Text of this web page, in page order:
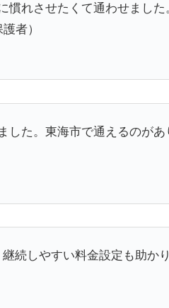
慣れさせたくて通わせまし
者）
した。東海市で通えるのが
続しやすい料金設定も助か